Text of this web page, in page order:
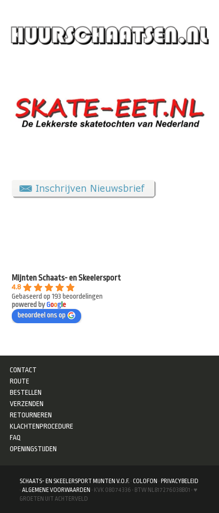
Mijnten Schaats- en Skeelersport
4.8
Gebaseerd op 193 beoordelingen
powered byGooge
beoordeel ons op
CONTACT
ROUTE
BESTELLEN
VERZENDEN
RETOURNEREN
KLACHTENPROCEDURE
FAQ
OPENINGSTIJDEN
SCHAATS- EN SKEELERSPORT MIJNTEN V.O.F. · COLOFON · PRIVACYBELEID
· ALGEMENE VOORWAARDEN · KVK 08074336 · BTW NL817276038B01 · ♥
GROETEN UIT ACHTERVELD